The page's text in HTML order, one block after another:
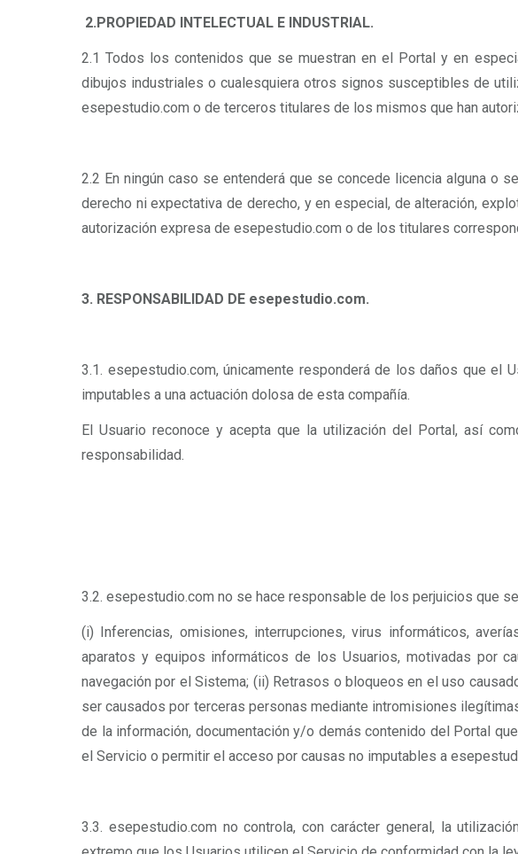
2.PROPIEDAD INTELECTUAL E INDUSTRIAL.
2.1 Todos los contenidos que se muestran en el Portal y en
dibujos industriales o cualesquiera otros signos susceptibles de
esepestudio.com o de terceros titulares de los mismos que han
2.2 En ningún caso se entenderá que se concede licencia alguna o
derecho ni expectativa de derecho, y en especial, de alteración,
autorización expresa de esepestudio.com o de los titulares
3. RESPONSABILIDAD DE esepestudio.com.
3.1. esepestudio.com, únicamente responderá de los daños que el
imputables a una actuación dolosa de esta compañía.
El Usuario reconoce y acepta que la utilización del Portal, así
responsabilidad.
3.2. esepestudio.com no se hace responsable de los perjuicios que
(i) Inferencias, omisiones, interrupciones, virus informáticos,
aparatos y equipos informáticos de los Usuarios, motivadas por
navegación por el Sistema; (ii) Retrasos o bloqueos en el uso
ser causados por terceras personas mediante intromisiones
de la información, documentación y/o demás contenido del Portal
el Servicio o permitir el acceso por causas no imputables a
3.3. esepestudio.com no controla, con carácter general, la